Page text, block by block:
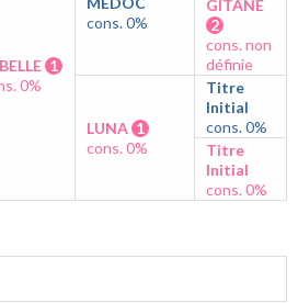
1
0%
cons. 0%
GITANE
2
cons. non
définie
LUNA 1
cons. 0%
Titre
Initial
cons. 0%
Titre
Initial
cons. 0%